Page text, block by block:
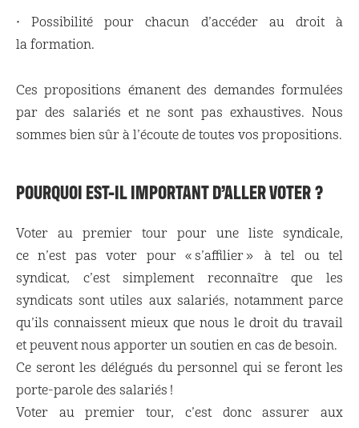
• Possibilité pour chacun d’accéder au droit à
la formation.
Ces propositions émanent des demandes formulées
par des salariés et ne sont pas exhaustives. Nous
sommes bien sûr à l’écoute de toutes vos propositions.
POURQUOI EST-IL IMPORTANT D’ALLER VOTER ?
Voter au premier tour pour une liste syndicale,
ce n’est pas voter pour « s’affilier » à tel ou tel
syndicat, c’est simplement reconnaître que les
syndicats sont utiles aux salariés, notamment parce
qu’ils connaissent mieux que nous le droit du travail
et peuvent nous apporter un soutien en cas de besoin.
Ce seront les délégués du personnel qui se feront les
porte-parole des salariés !
Voter au premier tour, c’est donc assurer aux